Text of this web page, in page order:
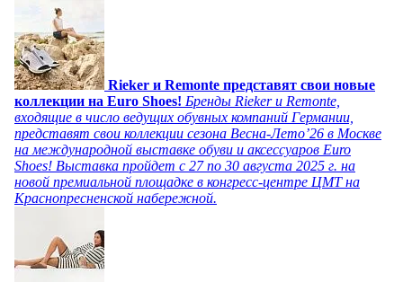
Rieker и Remonte представят свои новые
коллекции на Euro Shoes! Бренды Rieker и Remonte,
входящие в число ведущих обувных компаний Германии,
представят свои коллекции сезона Весна-Лето’26 в Москве
на международной выставке обуви и аксессуаров Euro
Shoes! Выставка пройдет c 27 по 30 августа 2025 г. на
новой премиальной площадке в конгресс-центре ЦМТ на
Краснопресненской набережной.